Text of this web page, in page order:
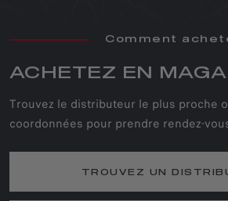
Comment
ACHETEZ EN
Trouvez le distributeur le plus proche
coordonnées pour prendre rendez-
TROUVEZ UN